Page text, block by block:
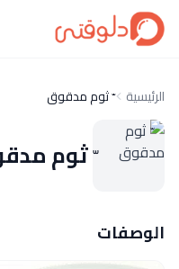
الرئيسية ّ ثوم مدقوق
ثوم
الوصفات